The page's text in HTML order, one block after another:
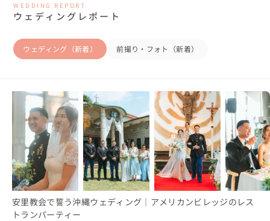
WEDDING REPORT
ウェディングレポート
ウェディング（新着） 前撮り・フォト（新着）
安里教会で誓う沖縄ウェディング｜アメリカンビレッジのレス
トランパーティー